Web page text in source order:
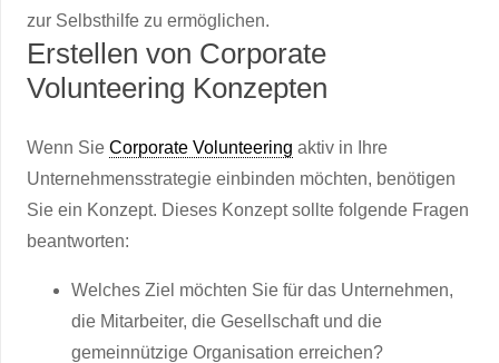
zur Selbsthilfe zu ermöglichen.
Erstellen von Corporate
Volunteering Konzepten
Wenn Sie Corporate Volunteering aktiv in Ihre
Unternehmensstrategie einbinden möchten, benötigen
Sie ein Konzept. Dieses Konzept sollte folgende Fragen
beantworten:
Welches Ziel möchten Sie für das Unternehmen,
die Mitarbeiter, die Gesellschaft und die
gemeinnützige Organisation erreichen?